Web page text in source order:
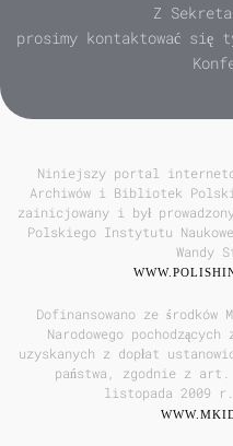
Z
prosimy kontaktować się
Niniejszy portal
Archiwów i Bibliotek
zainicjowany i był
Polskiego Instytutu
Wandy
Dofinansowano ze
Narodowego
uzyskanych z dopłat
państwa, zgodnie z
listopada 2009 r.